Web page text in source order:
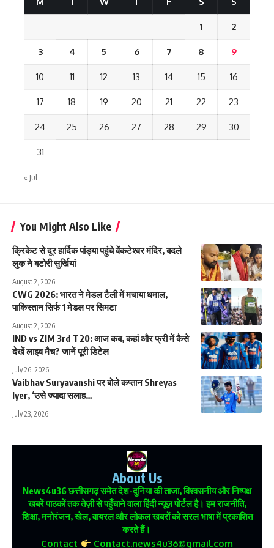
1 2
3 4 5 6 7 8 9
10 11 12 13 14 15 16
17 18 19 20 21 22 23
24 25 26 27 28 29 30
31
« Jul
You Might Also Like
क्रिकेट से दूर हार्दिक पांड्या पहुंचे वेंकटेश्वर मंदिर, बदले
लुक ने बटोरी सुर्खियां
August 2, 2026
CWG 2026: भारत ने मेडल टैली में मचाया धमाल,
पाकिस्तान सिर्फ 1 मेडल पर सिमटा
August 2, 2026
IND vs ZIM 3rd T20: आज कब, कहां और फ्री में कैसे
देखें लाइव मैच? जानें पूरी डिटेल
July 26, 2026
Vaibhav Suryavanshi पर बोले कप्तान Shreyas
Iyer, ‘उसे ज्यादा सलाह…
July 23, 2026
About Us
News4u36छत्तीसगढ़ समेत देश-दुनिया की ताजा, विश्वसनीय और निष्पक्ष
खबरें पाठकों तक तेज़ी से पहुँचाने वाला हिंदी न्यूज़ पोर्टल है। हम राजनीति,
शिक्षा, मनोरंजन, खेल, वायरल और लोकल खबरों को सरल भाषा में प्रकाशित
करते हैं।
Contact Contact.news4u36@gmail.com